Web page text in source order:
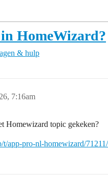
HomeWizard?
& hulp
7:16am
Homewizard topic gekeken?
t/app-pro-nl-homewizard/71211/